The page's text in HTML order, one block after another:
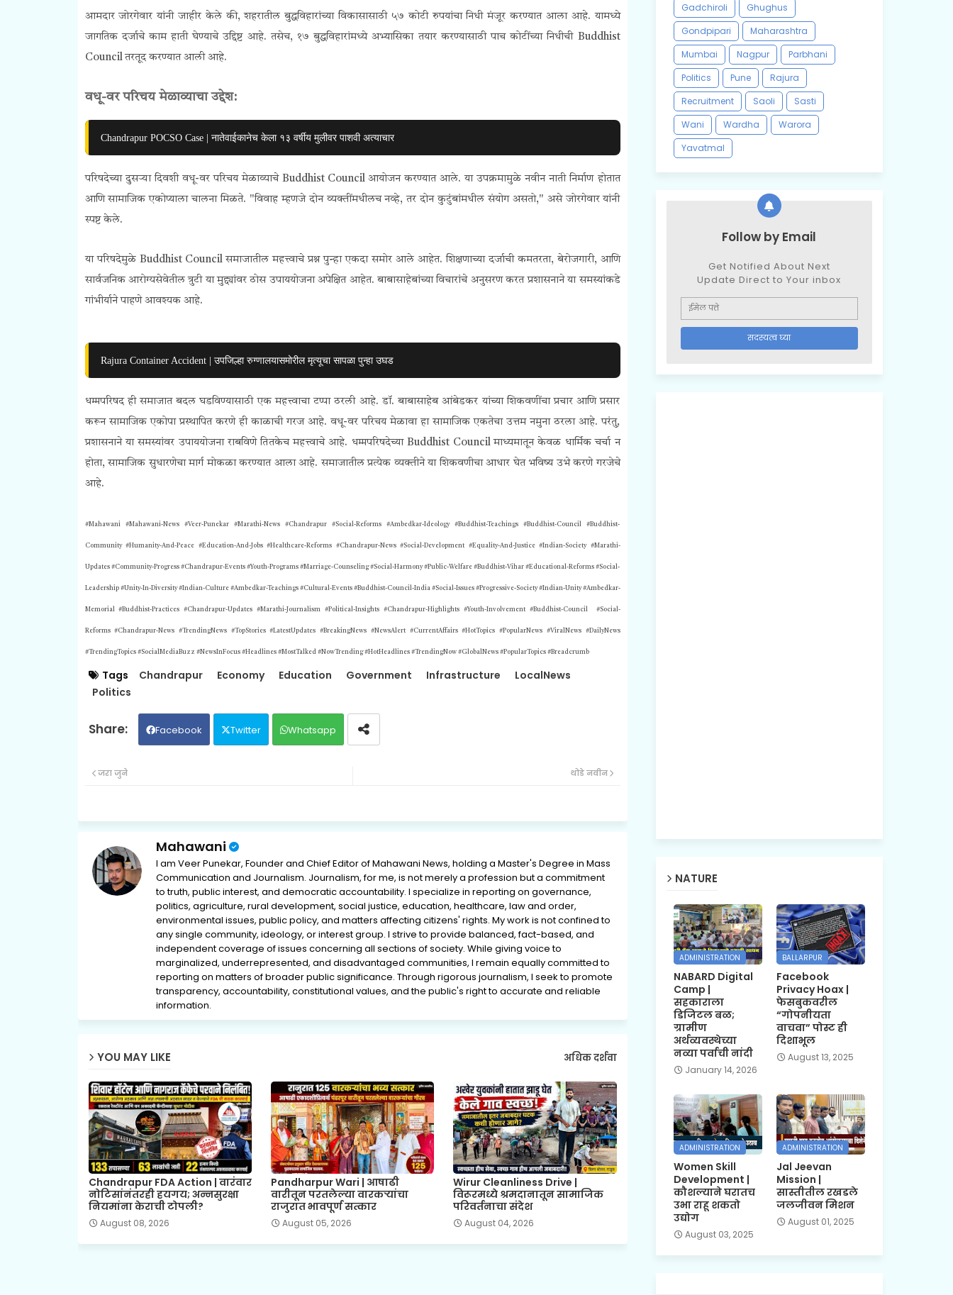
आमदार जोरगेवार यांनी जाहीर केले की, शहरातील बुद्धविहारांच्या विकासासाठी ५७ कोटी रुपयांचा निधी मंजूर करण्यात आला आहे. यामध्ये
जागतिक दर्जाचे काम हाती घेण्याचे उद्दिष्ट आहे. तसेच, १७ बुद्धविहारांमध्ये अभ्यासिका तयार करण्यासाठी पाच कोटींच्या निधीची Buddhist
Council तरतूद करण्यात आली आहे.
वधू-वर परिचय मेळाव्याचा उद्देश:
Chandrapur POCSO Case | नातेवाईकानेच केला १३ वर्षीय मुलीवर पाशवी अत्याचार
परिषदेच्या दुसऱ्या दिवशी वधू-वर परिचय मेळाव्याचे Buddhist Council आयोजन करण्यात आले. या उपक्रमामुळे नवीन नाती निर्माण होतात
आणि सामाजिक एकोप्याला चालना मिळते. "विवाह म्हणजे दोन व्यक्तींमधीलच नव्हे, तर दोन कुटुंबांमधील संयोग असतो," असे जोरगेवार यांनी
स्पष्ट केले.
या परिषदेमुळे Buddhist Councilसमाजातील महत्त्वाचे प्रश्न पुन्हा एकदा समोर आले आहेत. शिक्षणाच्या दर्जाची कमतरता, बेरोजगारी, आणि
सार्वजनिक आरोग्यसेवेतील त्रुटी या मुद्द्यांवर ठोस उपाययोजना अपेक्षित आहेत. बाबासाहेबांच्या विचारांचे अनुसरण करत प्रशासनाने या समस्यांकडे
गांभीर्याने पाहणे आवश्यक आहे.
Rajura Container Accident | उपजिल्हा रुग्णालयासमोरील मृत्यूचा सापळा पुन्हा उघड
धम्मपरिषद ही समाजात बदल घडविण्यासाठी एक महत्त्वाचा टप्पा ठरली आहे. डॉ. बाबासाहेब आंबेडकर यांच्या शिकवणींचा प्रचार आणि प्रसार
करून सामाजिक एकोपा प्रस्थापित करणे ही काळाची गरज आहे. वधू-वर परिचय मेळावा हा सामाजिक एकतेचा उत्तम नमुना ठरला आहे. परंतु,
प्रशासनाने या समस्यांवर उपाययोजना राबविणे तितकेच महत्त्वाचे आहे. धम्मपरिषदेच्याBuddhist Councilमाध्यमातून केवळ धार्मिक चर्चा न
होता, सामाजिक सुधारणेचा मार्ग मोकळा करण्यात आला आहे. समाजातील प्रत्येक व्यक्तीने या शिकवणीचा आधार घेत भविष्य उभे करणे गरजेचे
आहे.
#Mahawani #Mahawani-News #Veer-Punekar #Marathi-News #Chandrapur #Social-Reforms #Ambedkar-Ideology #Buddhist-Teachings #Buddhist-Council #Buddhist-
Community #Humanity-And-Peace #Education-And-Jobs #Healthcare-Reforms #Chandrapur-News #Social-Development #Equality-And-Justice #Indian-Society #Marathi-
Updates #Community-Progress #Chandrapur-Events #Youth-Programs #Marriage-Counseling #Social-Harmony #Public-Welfare #Buddhist-Vihar #Educational-Reforms #Social-
Leadership #Unity-In-Diversity #Indian-Culture #Ambedkar-Teachings #Cultural-Events #Buddhist-Council-India #Social-Issues #Progressive-Society #Indian-Unity #Ambedkar-
Memorial #Buddhist-Practices #Chandrapur-Updates #Marathi-Journalism #Political-Insights #Chandrapur-Highlights #Youth-Involvement #Buddhist-Council #Social-
Reforms #Chandrapur-News #TrendingNews #TopStories #LatestUpdates #BreakingNews #NewsAlert #CurrentAffairs #HotTopics #PopularNews #ViralNews #DailyNews
#TrendingTopics #SocialMediaBuzz #NewsInFocus #Headlines #MostTalked #NowTrending #HotHeadlines #TrendingNow #GlobalNews #PopularTopics #Breadcrumb
Tags Chandrapur Economy Education Government Infrastructure
LocalNews
Politics
Facebook Twitter Whatsapp
थोडे नवीन
जरा जुने
Mahawani
I am Veer Punekar, Founder and Chief Editor of Mahawani News, holding a Master's Degree in Mass
Communication and Journalism. Journalism, for me, is not merely a profession but a commitment
to truth, public interest, and democratic accountability. I specialize in reporting on governance,
politics, agriculture, rural development, social justice, education, healthcare, law and order,
environmental issues, public policy, and matters affecting citizens' rights. My work is not confined to
any single community, ideology, or interest group. I strive to provide balanced, fact-based, and
independent coverage of issues concerning all sections of society. While giving voice to
marginalized, underrepresented, and disadvantaged communities, I remain equally committed to
reporting on matters of broader public significance. Through rigorous journalism, I seek to promote
transparency, accountability, constitutional values, and the public's right to accurate and reliable
information.
YOU MAY LIKE अधिक दर्शवा
Chandrapur FDA Action | वारंवार
नोटिसांनंतरही हयगय; अन्नसुरक्षा
नियमांना केराची टोपली?
August 08, 2026
Pandharpur Wari | आषाढी
वारीतून परतलेल्या वारकऱ्यांचा
राजुरात भावपूर्ण सत्कार
August 05, 2026
Wirur Cleanliness Drive |
विरूरमध्ये श्रमदानातून सामाजिक
परिवर्तनाचा संदेश
August 04, 2026
Gadchiroli
Ghughus
Gondpipari
Maharashtra
Mumbai
Nagpur
Parbhani
Politics
Pune
Rajura
Recruitment
Saoli
Sasti
Wani
Wardha
Warora
Yavatmal
Follow by Email
Get Notified About Next
Update Direct to Your inbox
NATURE
ADMINISTRATION
NABARD Digital
Camp |
सहकाराला
डिजिटल बळ;
ग्रामीण
अर्थव्यवस्थेच्या
नव्या पर्वाची नांदी
January 14, 2026
BALLARPUR
Facebook
Privacy Hoax |
फेसबुकवरील
“गोपनीयता
वाचवा” पोस्ट ही
दिशाभूल
August 13, 2025
ADMINISTRATION
Women Skill
Development |
कौशल्याने घरातच
उभा राहू शकतो
उद्योग
August 03, 2025
ADMINISTRATION
Jal Jeevan
Mission |
सास्तीतील रखडले
जलजीवन मिशन
August 01, 2025